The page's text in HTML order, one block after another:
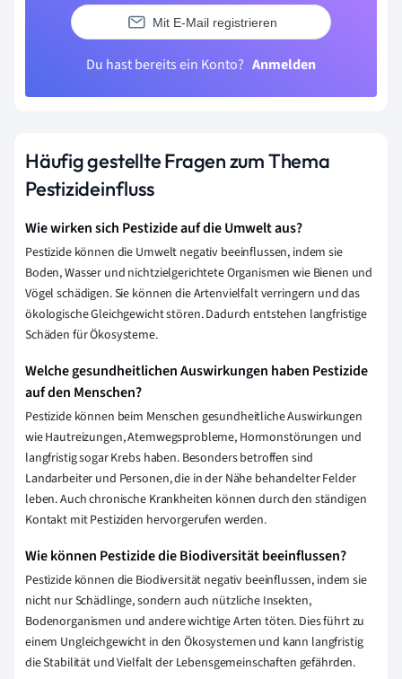
Mit E-Mail registrieren
Du hast bereits ein Konto? Anmelden
Häufig gestellte Fragen zum Thema
Pestizideinfluss
Wie wirken sich Pestizide auf die Umwelt aus?
Pestizide können die Umwelt negativ beeinflussen, indem sie
Boden, Wasser und nichtzielgerichtete Organismen wie Bienen und
Vögel schädigen. Sie können die Artenvielfalt verringern und das
ökologische Gleichgewicht stören. Dadurch entstehen langfristige
Schäden für Ökosysteme.
Welche gesundheitlichen Auswirkungen haben Pestizide
auf den Menschen?
Pestizide können beim Menschen gesundheitliche Auswirkungen
wie Hautreizungen, Atemwegsprobleme, Hormonstörungen und
langfristig sogar Krebs haben. Besonders betroffen sind
Landarbeiter und Personen, die in der Nähe behandelter Felder
leben. Auch chronische Krankheiten können durch den ständigen
Kontakt mit Pestiziden hervorgerufen werden.
Wie können Pestizide die Biodiversität beeinflussen?
Pestizide können die Biodiversität negativ beeinflussen, indem sie
nicht nur Schädlinge, sondern auch nützliche Insekten,
Bodenorganismen und andere wichtige Arten töten. Dies führt zu
einem Ungleichgewicht in den Ökosystemen und kann langfristig
die Stabilität und Vielfalt der Lebensgemeinschaften gefährden.